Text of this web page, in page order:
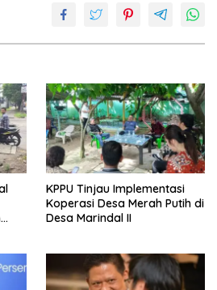
KPPU Tinjau Implementasi
Koperasi Desa Merah Putih di
Desa Marindal II